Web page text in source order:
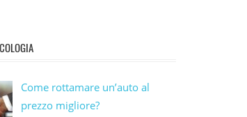
Come rottamare un’auto al
prezzo migliore?